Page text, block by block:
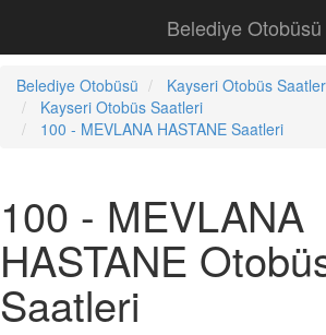
Belediye Otobüsü
Belediye Otobüsü
Kayseri Otobüs
Kayseri Otobüs Saatleri
100 - MEVLANA HASTANE Saatleri
100 - MEVLANA
HASTANE
Saatleri